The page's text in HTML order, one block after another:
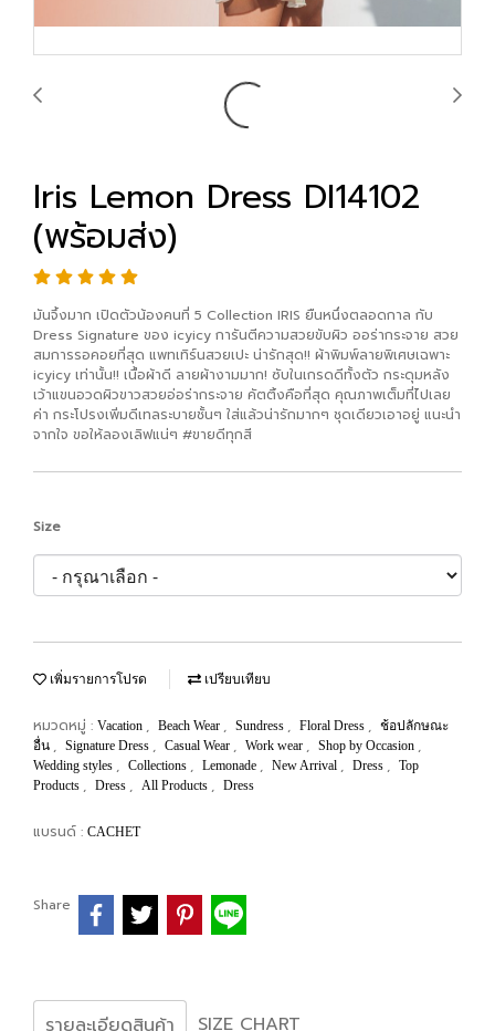
Iris Lemon Dress DI14102
(พร้อมส่ง)
มันจึ้งมาก เปิดตัวน้องคนที่ 5 Collection IRIS ยืนหนึ่งตลอดกาล กับ
Dress Signature ของ icyicy การันตีความสวยขับผิว ออร่ากระจาย สวย
สมการรอคอยที่สุด แพทเทิร์นสวยเปะ น่ารักสุด!! ผ้าพิมพ์ลายพิเศษเฉพาะ
icyicy เท่านั้น!! เนื้อผ้าดี ลายผ้างามมาก! ซับในเกรดดีทั้งตัว กระดุมหลัง
เว้าแขนอวดผิวขาวสวยอ่อร่ากระจาย คัตติ้งคือที่สุด คุณภาพเต็มที่ไปเลย
ค่า กระโปรงเพิ่มดีเทลระบายชั้นๆ ใส่แล้วน่ารักมากๆ ชุดเดียวเอาอยู่ แนะนำ
จากใจ ขอให้ลองเลิฟแน่ๆ #ขายดีทุกสี
Size
เพิ่มรายการโปรด เปรียบเทียบ
หมวดหมู่ : Vacation , Beach Wear , Sundress , Floral Dress , ช้อปลักษณะ
อื่น , Signature Dress , Casual Wear , Work wear , Shop by Occasion ,
Wedding styles , Collections , Lemonade , New Arrival , Dress , Top
Products , Dress , All Products , Dress
แบรนด์ : CACHET
Share
รายละเอียดสินค้า SIZE CHART